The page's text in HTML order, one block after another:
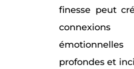
finesse peut
connexions
émotionnelles
profondes et